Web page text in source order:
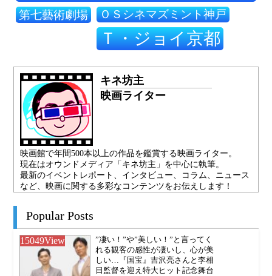
第七藝術劇場 ＯＳシネマズミント神戸
Ｔ・ジョイ京都
キネ坊主
映画ライター
映画館で年間500本以上の作品を鑑賞する映画ライター。
現在はオウンドメディア「キネ坊主」を中心に執筆。
最新のイベントレポート、インタビュー、コラム、ニュース
など、映画に関する多彩なコンテンツをお伝えします！
Popular Posts
15049View
”凄い！”や”美しい！”と言ってく
れる観客の感性が凄いし、心が美
しい…『国宝』吉沢亮さんと李相
日監督を迎え特大ヒット記念舞台